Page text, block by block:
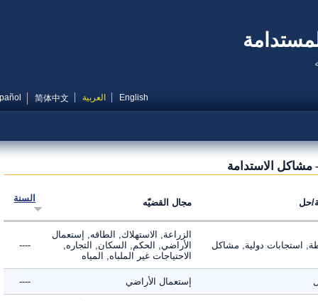
English العربية 简体中文
Español
الاستدامة
مجال القضيّه السنة
استجابات دولية, مشاكل
الزراعة, الاستهلاك, الطاقه, إستعمال
الأراضي, الحكم, السكان, التجاره,
الاحتياجات غير الملباه, المياه
----
إستعمال الأراضي ----